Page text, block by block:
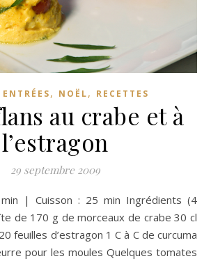
ENTRÉES, NOËL, RECETTES
au crabe et à
l’estragon
29 septembre 2009
de 170 g de morceaux de crabe 30 cl
feuilles d’estragon 1 C à C de curcuma
pour les moules Quelques tomates